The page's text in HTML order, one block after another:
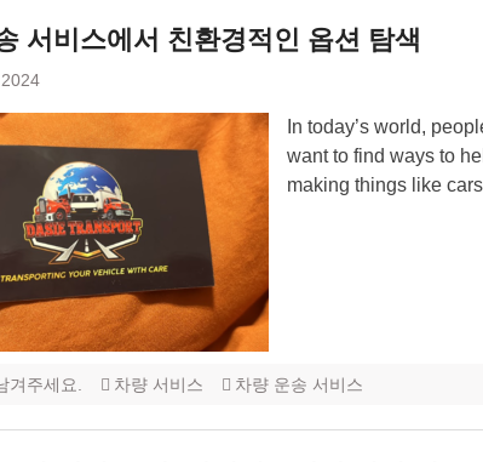
서비스에서 친환경적인 옵션 탐색
In today’s world,
want to find ways to
making things like
겨주세요. 차량 서비스 차량 운송 서비스